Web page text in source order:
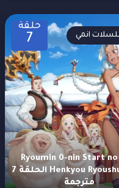
حلقة
7
انمي Ryoumin 0-nin Start no
Henkyou Ryoushu-sama الحلقة 7
مترجمة
انمي